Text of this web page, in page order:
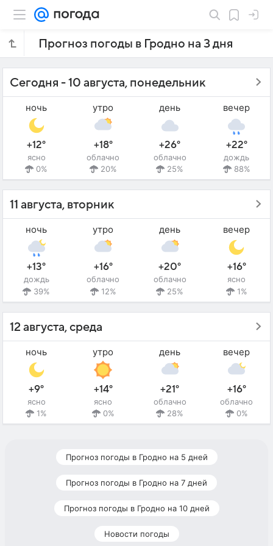
Прогноз погоды в Гродно на 3 дня
Сегодня - 10 августа, понедельник
ночь
+12°
ясно
0%
утро
+18°
облачно
20%
день
+26°
облачно
25%
вечер
+22°
дождь
88%
11 августа, вторник
ночь
+13°
дождь
39%
утро
+16°
облачно
12%
день
+20°
облачно
25%
вечер
+16°
ясно
1%
12 августа, среда
ночь
+9°
ясно
1%
утро
+14°
ясно
0%
день
+21°
облачно
28%
вечер
+16°
облачно
0%
Прогноз погоды в Гродно на 5 дней
Прогноз погоды в Гродно на 7 дней
Прогноз погоды в Гродно на 10 дней
Новости погоды